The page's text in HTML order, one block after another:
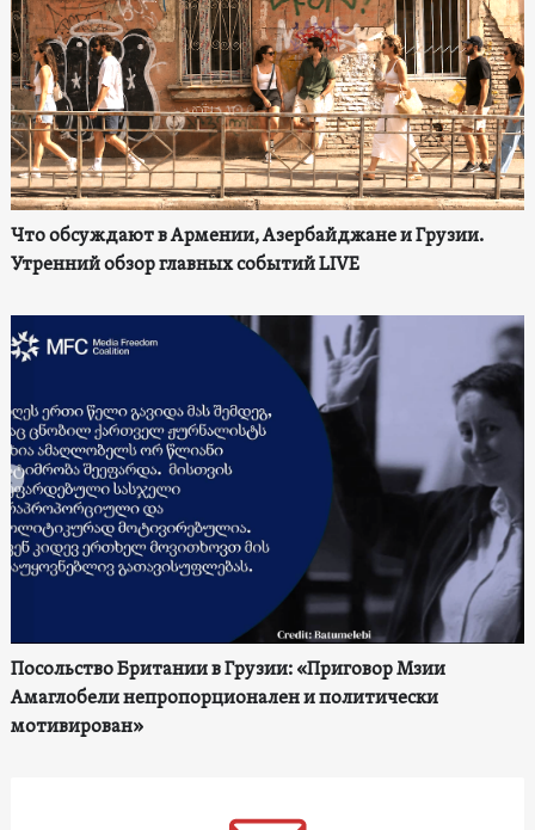
Что обсуждают в Армении, Азербайджане и Грузии.
Утренний обзор главных событий LIVE
Посольство Британии в Грузии: «Приговор Мзии
Амаглобели непропорционален и политически
мотивирован»